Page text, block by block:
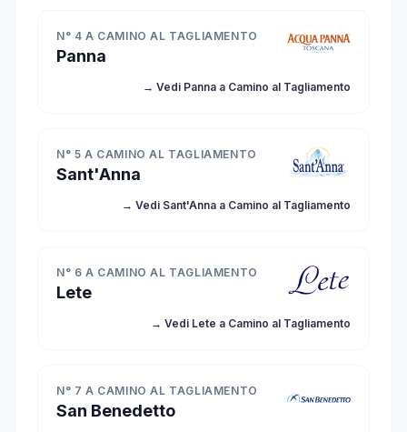
N° 4 A CAMINO AL TAGLIAMENTO
Panna
→ Vedi Panna a Camino al Tagliamento
N° 5 A CAMINO AL TAGLIAMENTO
Sant'Anna
→ Vedi Sant'Anna a Camino al Tagliamento
N° 6 A CAMINO AL TAGLIAMENTO
Lete
→ Vedi Lete a Camino al Tagliamento
N° 7 A CAMINO AL TAGLIAMENTO
San Benedetto